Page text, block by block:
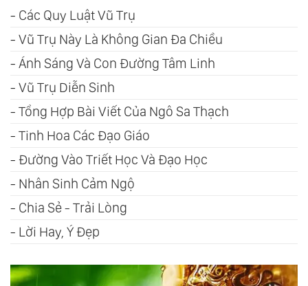
- Các Quy Luật Vũ Trụ
- Vũ Trụ Này Là Không Gian Đa Chiều
- Ánh Sáng Và Con Đường Tâm Linh
- Vũ Trụ Diễn Sinh
- Tổng Hợp Bài Viết Của Ngô Sa Thạch
- Tinh Hoa Các Đạo Giáo
- Đường Vào Triết Học Và Đạo Học
- Nhân Sinh Cảm Ngộ
- Chia Sẻ - Trải Lòng
- Lời Hay, Ý Đẹp